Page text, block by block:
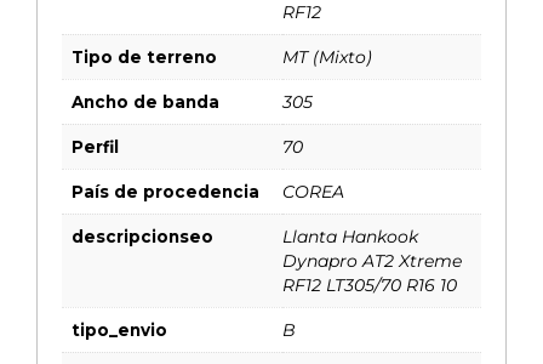
RF12
Tipo de terreno MT (Mixto)
Ancho de banda 305
Perfil 70
País de procedencia COREA
descripcionseo
Llanta Hankook
Dynapro AT2 Xtreme
RF12 LT305/70 R16 10
tipo_envio B